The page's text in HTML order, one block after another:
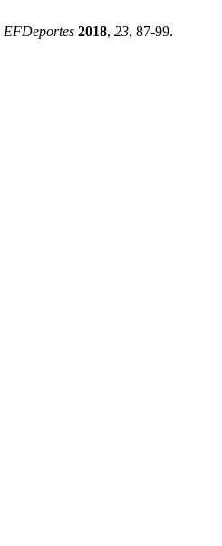
EFDeportes 2018, 23, 87-99.